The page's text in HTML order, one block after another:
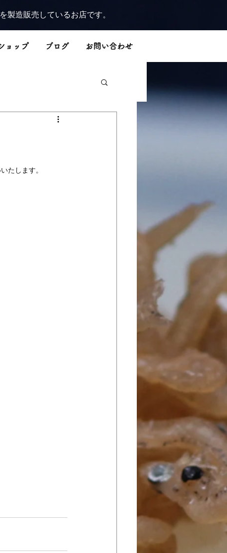
製造販売しているお店です。
ョップ ブログ お問い合わせ
たします。